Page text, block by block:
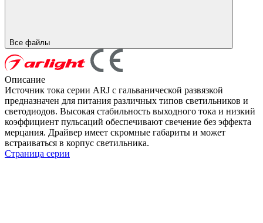
Все файлы
Описание
Источник тока серии ARJ с гальванической развязкой
предназначен для питания различных типов светильников и
светодиодов. Высокая стабильность выходного тока и низкий
коэффициент пульсаций обеспечивают свечение без эффекта
мерцания. Драйвер имеет скромные габариты и может
встраиваться в корпус светильника.
Страница серии